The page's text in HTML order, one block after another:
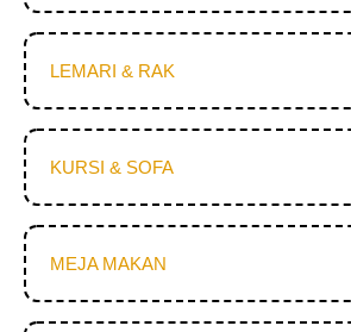
LEMARI & RAK
KURSI & SOFA
MEJA MAKAN